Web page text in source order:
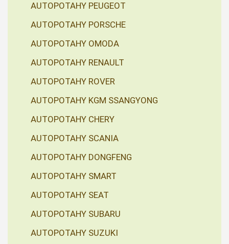
AUTOPOTAHY PEUGEOT
AUTOPOTAHY PORSCHE
AUTOPOTAHY OMODA
AUTOPOTAHY RENAULT
AUTOPOTAHY ROVER
AUTOPOTAHY KGM SSANGYONG
AUTOPOTAHY CHERY
AUTOPOTAHY SCANIA
AUTOPOTAHY DONGFENG
AUTOPOTAHY SMART
AUTOPOTAHY SEAT
AUTOPOTAHY SUBARU
AUTOPOTAHY SUZUKI